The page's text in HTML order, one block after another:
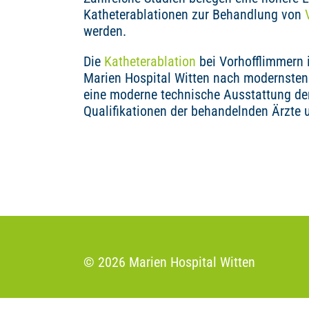
Katheterablationen zur Behandlung von
werden.
Die Katheterablation bei Vorhofflimmern
Marien Hospital Witten nach
eine moderne technische Ausstattung
Qualifikationen der behandelnden
© 2026 Marien Hospital Witten